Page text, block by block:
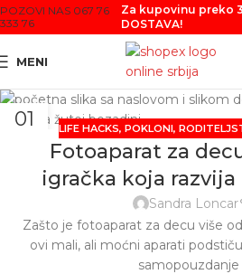
POZOVI NAS 067 76
333 76
Za kupovinu preko
DOSTAVA!
MENI
01 LIFE HACKS, POKLONI,
Fotoaparat za
igračka koja
Sandra Loncar
Zašto je fotoaparat za decu više
ovi mali, ali moćni aparati
samopouzdanje